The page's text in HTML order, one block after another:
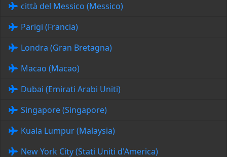
città del Messico (Messico)
Parigi (Francia)
Londra (Gran Bretagna)
Macao (Macao)
Dubai (Emirati Arabi Uniti)
Singapore (Singapore)
Kuala Lumpur (Malaysia)
New York City (Stati Uniti d'America)